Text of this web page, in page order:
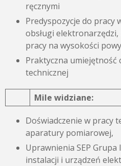
ręcznymi
Predyspozycje do pracy
obsługi
pracy na wysokości
Praktyczna umiejętność
technicznej
Mile widziane:
Doświadczenie w pracy
aparatury pomiarowej,
Uprawnienia SEP
instalacji i urządzeń